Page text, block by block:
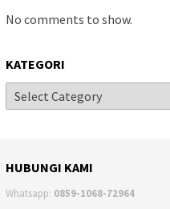
No comments to show.
KATEGORI
HUBUNGI KAMI
Whatsapp: 0859-1068-72964